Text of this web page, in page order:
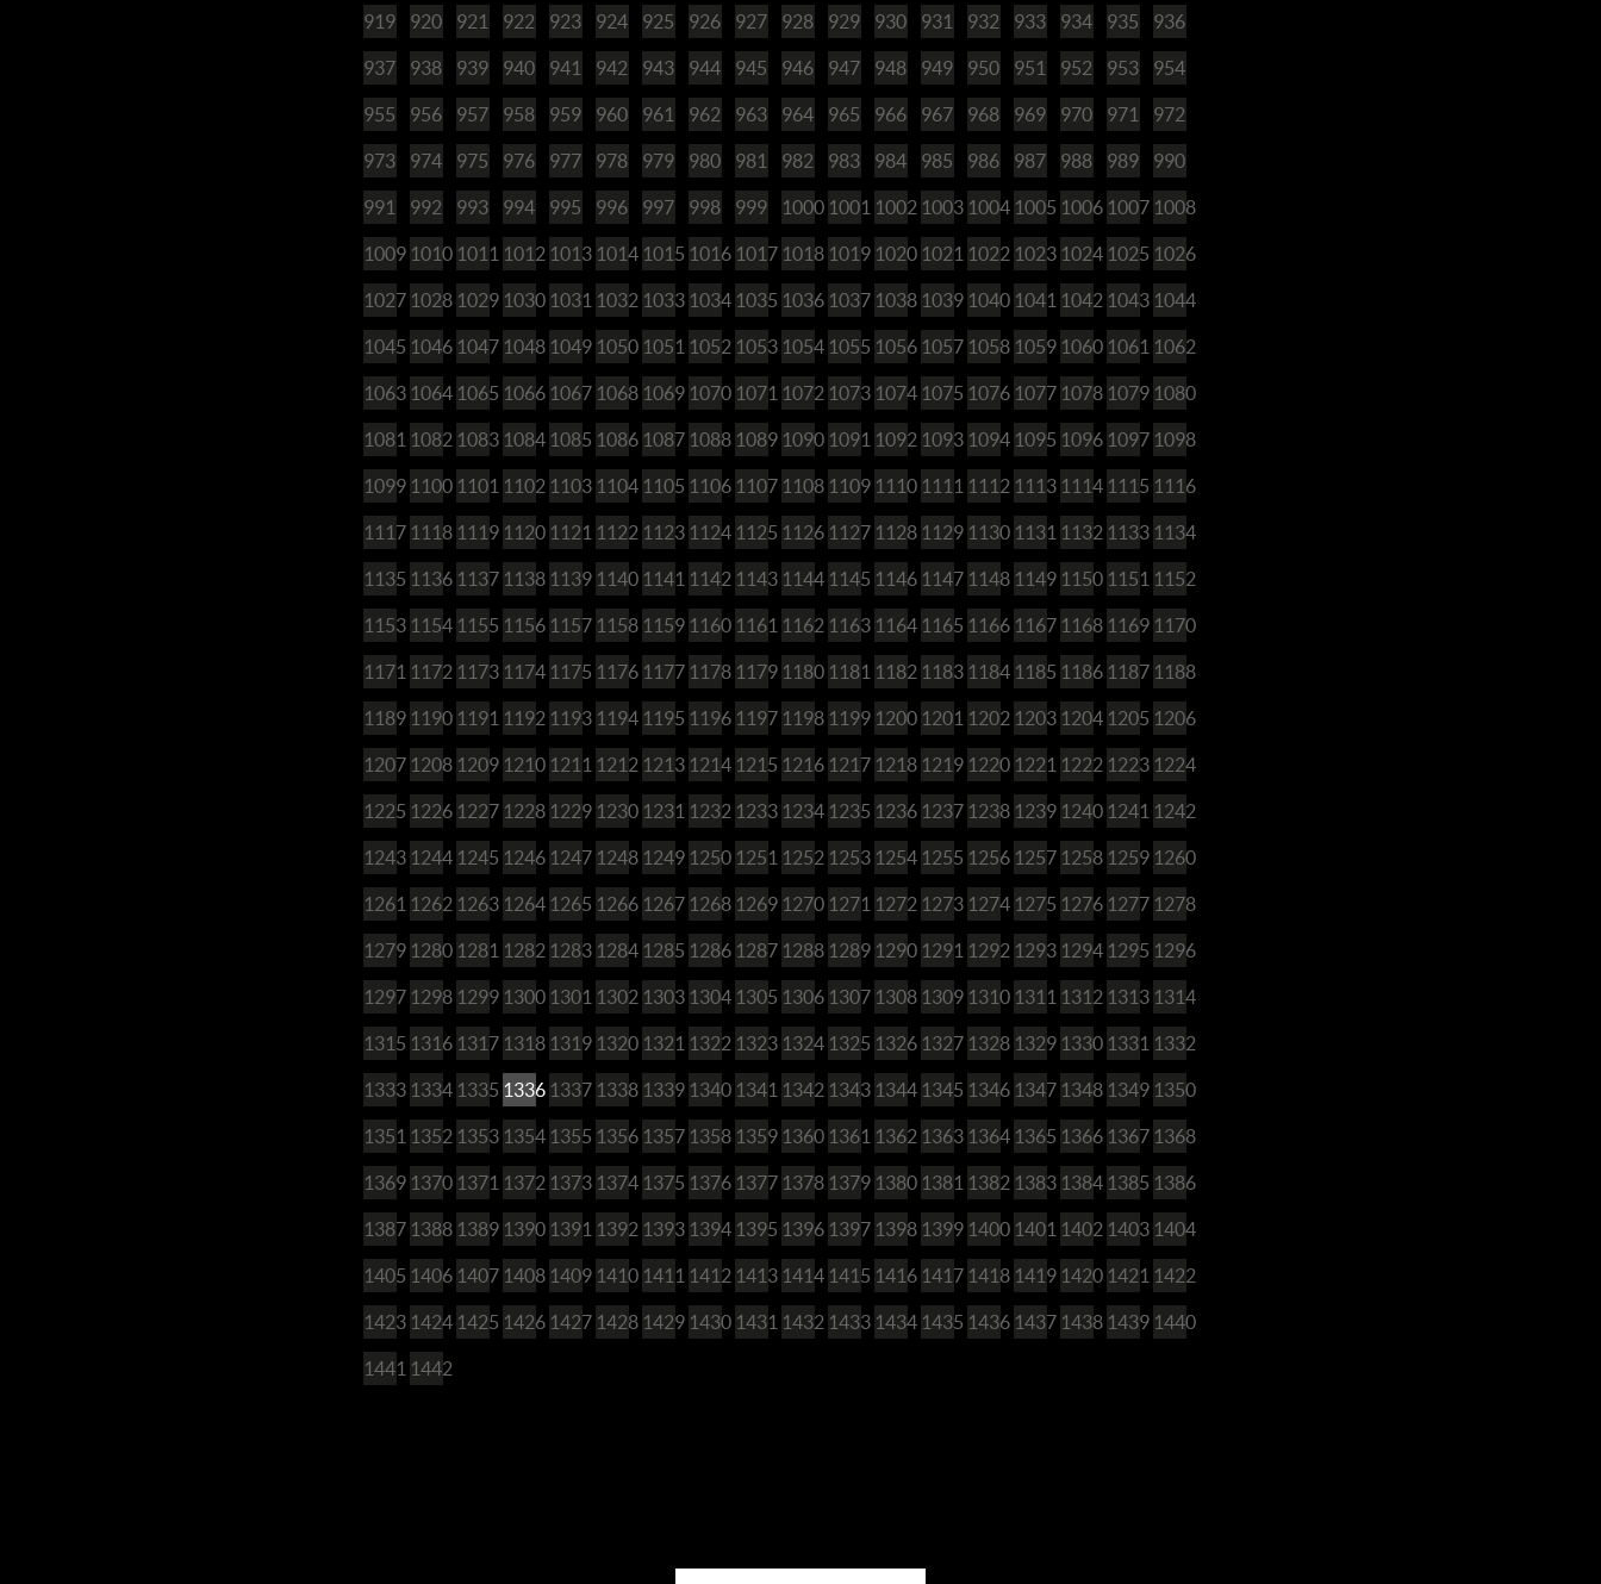
919 920 921 922 923 924 925 926 927 928 929 930 931 932 933 934 935 936
937 938 939 940 941 942 943 944 945 946 947 948 949 950 951 952 953 954
955 956 957 958 959 960 961 962 963 964 965 966 967 968 969 970 971 972
973 974 975 976 977 978 979 980 981 982 983 984 985 986 987 988 989 990
991 992 993 994 995 996 997 998 999 1000 1001 1002 1003 1004 1005 1006 1007 1008
1009 1010 1011 1012 1013 1014 1015 1016 1017 1018 1019 1020 1021 1022 1023 1024 1025 1026
1027 1028 1029 1030 1031 1032 1033 1034 1035 1036 1037 1038 1039 1040 1041 1042 1043 1044
1045 1046 1047 1048 1049 1050 1051 1052 1053 1054 1055 1056 1057 1058 1059 1060 1061 1062
1063 1064 1065 1066 1067 1068 1069 1070 1071 1072 1073 1074 1075 1076 1077 1078 1079 1080
1081 1082 1083 1084 1085 1086 1087 1088 1089 1090 1091 1092 1093 1094 1095 1096 1097 1098
1099 1100 1101 1102 1103 1104 1105 1106 1107 1108 1109 1110 1111 1112 1113 1114 1115 1116
1117 1118 1119 1120 1121 1122 1123 1124 1125 1126 1127 1128 1129 1130 1131 1132 1133 1134
1135 1136 1137 1138 1139 1140 1141 1142 1143 1144 1145 1146 1147 1148 1149 1150 1151 1152
1153 1154 1155 1156 1157 1158 1159 1160 1161 1162 1163 1164 1165 1166 1167 1168 1169 1170
1171 1172 1173 1174 1175 1176 1177 1178 1179 1180 1181 1182 1183 1184 1185 1186 1187 1188
1189 1190 1191 1192 1193 1194 1195 1196 1197 1198 1199 1200 1201 1202 1203 1204 1205 1206
1207 1208 1209 1210 1211 1212 1213 1214 1215 1216 1217 1218 1219 1220 1221 1222 1223 1224
1225 1226 1227 1228 1229 1230 1231 1232 1233 1234 1235 1236 1237 1238 1239 1240 1241 1242
1243 1244 1245 1246 1247 1248 1249 1250 1251 1252 1253 1254 1255 1256 1257 1258 1259 1260
1261 1262 1263 1264 1265 1266 1267 1268 1269 1270 1271 1272 1273 1274 1275 1276 1277 1278
1279 1280 1281 1282 1283 1284 1285 1286 1287 1288 1289 1290 1291 1292 1293 1294 1295 1296
1297 1298 1299 1300 1301 1302 1303 1304 1305 1306 1307 1308 1309 1310 1311 1312 1313 1314
1315 1316 1317 1318 1319 1320 1321 1322 1323 1324 1325 1326 1327 1328 1329 1330 1331 1332
1333 1334 1335 1336 1337 1338 1339 1340 1341 1342 1343 1344 1345 1346 1347 1348 1349 1350
1351 1352 1353 1354 1355 1356 1357 1358 1359 1360 1361 1362 1363 1364 1365 1366 1367 1368
1369 1370 1371 1372 1373 1374 1375 1376 1377 1378 1379 1380 1381 1382 1383 1384 1385 1386
1387 1388 1389 1390 1391 1392 1393 1394 1395 1396 1397 1398 1399 1400 1401 1402 1403 1404
1405 1406 1407 1408 1409 1410 1411 1412 1413 1414 1415 1416 1417 1418 1419 1420 1421 1422
1423 1424 1425 1426 1427 1428 1429 1430 1431 1432 1433 1434 1435 1436 1437 1438 1439 1440
1441 1442